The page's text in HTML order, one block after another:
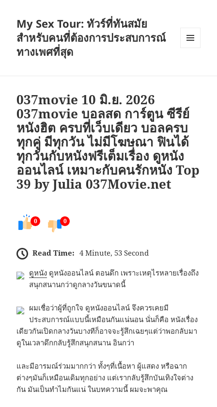
My Sex Tour: ทัวร์ที่ทันสมัย
สำหรับคนที่ต้องการประสบการณ์
ทางเพศที่สุด
037movie 10 มิ.ย. 2026
037movie บอลสด การ์ตูน ซีรีย์
หนังฮิต ครบที่เว็บเดียว บอลครบ
ทุกคู่ มีทุกวัน ไม่มีโฆษณา ฟินได้
ทุกวันกับหนังฟรีเต็มเรื่อง ดูหนัง
ออนไลน์ เหมาะกับคนรักหนัง Top
39 by Julia 037Movie.net
0 0
Read Time: 4 Minute, 53 Second
ดูหนัง ดูหนังออนไลน์ ตอนดึก เพราะเหตุไรหลายเรื่องถึง
สนุกสนานกว่าดูกลางวันขนาดนี้
ผมเชื่อว่าผู้ที่ถูกใจ ดูหนังออนไลน์ จึงควรเคยมี
ประสบการณ์แบบนี้เหมือนกันแน่นอน นั่นก็คือ หนังเรื่อง
เดียวกันเปิดกลางวันบางทีก็อาจจะรู้สึกเฉยๆแต่ว่าพอกลับมา
ดูในเวลาดึกกลับรู้สึกสนุกสนาน อินกว่า
และมีอารมณ์ร่วมมากกว่า ทั้งๆที่เนื้อหา ผู้แสดง หรือฉาก
ต่างๆมันก็เหมือนเดิมทุกอย่าง แต่เรากลับรู้สึกบันเทิงใจต่าง
กัน มันเป็นทำไมกันแน่ ในบทความนี้ ผมจะพาคุณ